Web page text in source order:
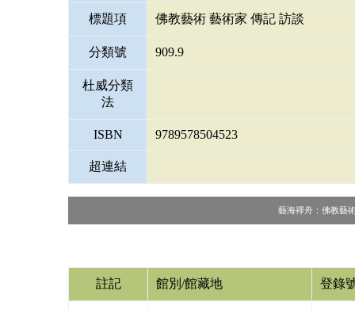
標題項 佛教藝術 藝術家 傳記 訪談
分類號 909.9
杜威分類
法
ISBN 9789578504523
超連結
藝海禪舟：佛教藝
註記 館別/館藏地 登錄